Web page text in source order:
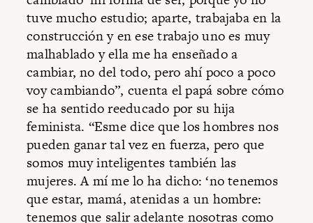
tuve mucho estudio; aparte, trabajaba en la
construcción y en ese trabajo uno es muy
malhablado y ella me ha enseñado a
cambiar, no del todo, pero ahí poco a poco
voy cambiando”, cuenta el papá sobre cómo
se ha sentido reeducado por su hija
feminista. “Esme dice que los hombres nos
pueden ganar tal vez en fuerza, pero que
somos muy inteligentes también las
mujeres. A mí me lo ha dicho: ‘no tenemos
que estar, mamá, atenidas a un hombre:
tenemos que salir adelante nosotras como